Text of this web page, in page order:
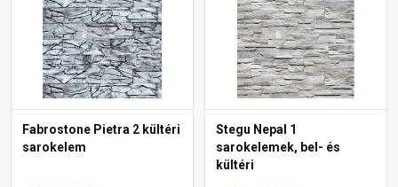
Fabrostone Pietra 2 kültéri
sarokelem
Stegu Nepal 1
sarokelemek, bel- és
kültéri